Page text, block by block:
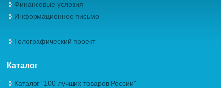
Финансовые условия
Информационное письмо
Голографический проект
Каталог
Каталог "100 лучших товаров России"